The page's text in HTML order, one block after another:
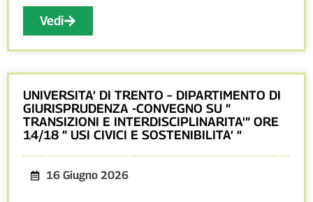
Vedi
UNIVERSITA’ DI TRENTO – DIPARTIMENTO DI
GIURISPRUDENZA -CONVEGNO SU ”
TRANSIZIONI E INTERDISCIPLINARITA'” ORE
14/18 ” USI CIVICI E SOSTENIBILITA’ “
16 Giugno 2026